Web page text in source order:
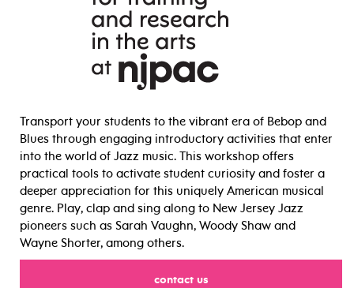
Transport your students to the vibrant era of Bebop and
Blues through engaging introductory activities that enter
into the world of Jazz music. This workshop offers
practical tools to activate student curiosity and foster a
deeper appreciation for this uniquely American musical
genre. Play, clap and sing along to New Jersey Jazz
pioneers such as Sarah Vaughn, Woody Shaw and
Wayne Shorter, among others.
contact usfor